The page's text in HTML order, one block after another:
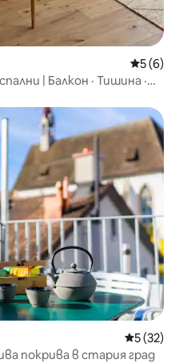
Средна
5 (6)
| Балкон · Тишина ·
Средна
5 (32)
покрива в стария град